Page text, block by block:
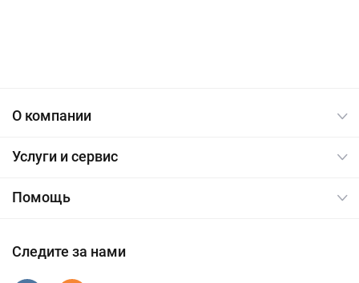
О компании
Услуги и сервис
Помощь
Следите за нами